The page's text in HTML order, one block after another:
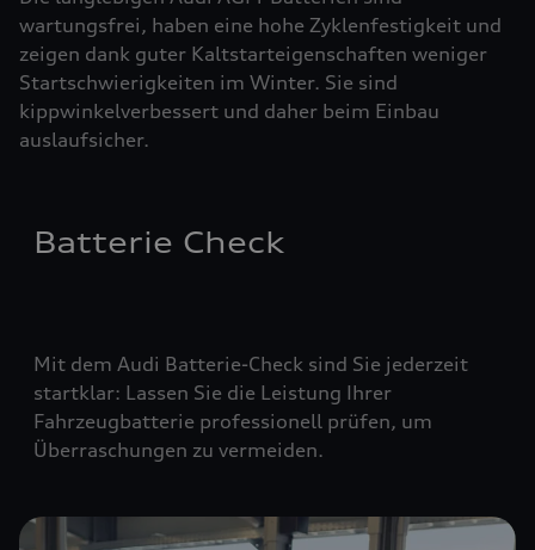
wartungsfrei, haben eine hohe Zyklenfestigkeit und
zeigen dank guter Kaltstarteigenschaften weniger
Startschwierigkeiten im Winter. Sie sind
kippwinkelverbessert und daher beim Einbau
auslaufsicher.
Batterie Check
Mit dem Audi Batterie-Check sind Sie jederzeit
startklar: Lassen Sie die Leistung Ihrer
Fahrzeugbatterie professionell prüfen, um
Überraschungen zu vermeiden.